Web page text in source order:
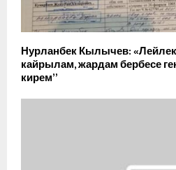
Нурланбек Кылычев:
кайрылам, жардам бербесе
кирем”